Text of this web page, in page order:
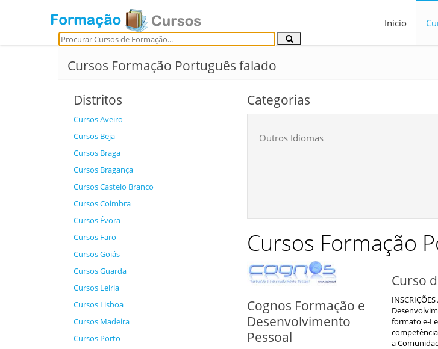
Inicio
Cursos Formação Português falado
Distritos
Cursos Aveiro
Cursos Beja
Cursos Braga
Cursos Bragança
Cursos Castelo Branco
Cursos Coimbra
Cursos Évora
Cursos Faro
Cursos Goiás
Cursos Guarda
Cursos Leiria
Cursos Lisboa
Cursos Madeira
Cursos Porto
Categorias
Outros Idiomas
Cursos Formação
Cognos Formação e
Desenvolvimento
Pessoal
Curso
formato e-
a